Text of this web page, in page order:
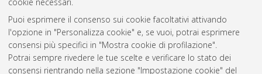
Puoi esprimere il consenso sui cookie facoltativi attivando
l'opzione in "Personalizza cookie" e, se vuoi, potrai esprimere
consensi più specifici in "Mostra cookie di profilazione".
Potrai sempre rivedere le tue scelte e verificare lo stato dei
consensi rientrando nella sezione "Impostazione cookie" del
Atom
Rss 1.0
Rss 2.0